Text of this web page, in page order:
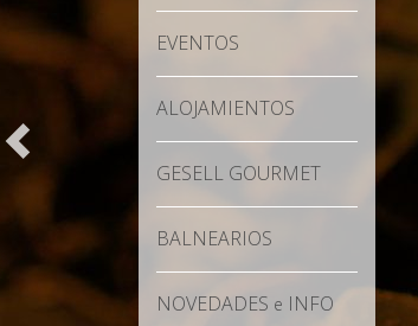
EVENTOS
ALOJAMIENTOS
GESELL GOURMET
BALNEARIOS
NOVEDADES e INFO